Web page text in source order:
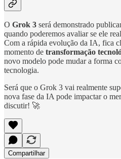
O Grok 3 será demonstrado
quando poderemos avaliar se ele
Com a rápida evolução da IA, fica
momento de transformação
novo modelo pode mudar a forma
tecnologia.
Será que o Grok 3 vai realmente
nova fase da IA pode impactar o
discutir! 🚀
Compartilhar